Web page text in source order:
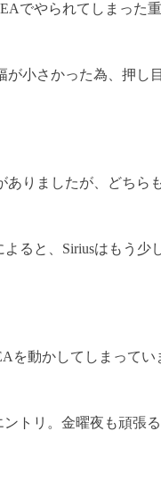
でやられてしまった
小さかった為、押し
りましたが、どちら
ると、Siriusはもう
を動かしてしまって
トリ。金曜夜も頑張る